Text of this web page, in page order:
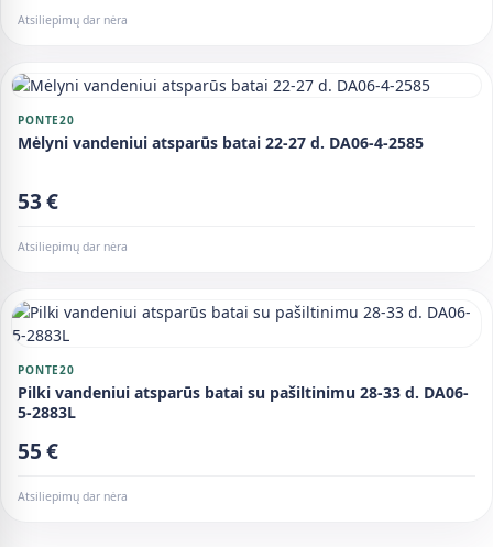
Atsiliepimų dar nėra
PONTE20
Mėlyni vandeniui atsparūs batai 22-27 d. DA06-4-2585
53 €
Atsiliepimų dar nėra
PONTE20
Pilki vandeniui atsparūs batai su pašiltinimu 28-33 d. DA06-
5-2883L
55 €
Atsiliepimų dar nėra